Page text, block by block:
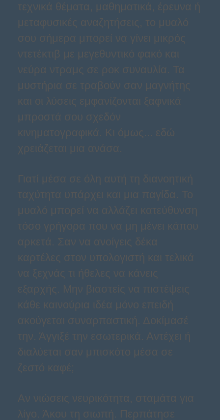
τεχνικά θέματα, μαθηματικά, έρευνα ή
μεταφυσικές αναζητήσεις, το μυαλό
σου σήμερα μπορεί να γίνει μικρός
ντετέκτιβ με μεγεθυντικό φακό και
νεύρα ντραμς σε ροκ συναυλία. Τα
μυστήρια σε τραβούν σαν μαγνήτης
και οι λύσεις εμφανίζονται ξαφνικά
μπροστά σου σχεδόν
κινηματογραφικά. Κι όμως... εδώ
χρειάζεται μια ανάσα.
Γιατί μέσα σε όλη αυτή τη διανοητική
ταχύτητα υπάρχει και μια παγίδα. Το
μυαλό μπορεί να αλλάζει κατεύθυνση
τόσο γρήγορα που να μη μένει κάπου
αρκετά. Σαν να ανοίγεις δέκα
καρτέλες στον υπολογιστή και τελικά
να ξεχνάς τι ήθελες να κάνεις
εξαρχής. Μην βιαστείς να πιστέψεις
κάθε καινούρια ιδέα μόνο επειδή
ακούγεται συναρπαστική. Δοκίμασέ
την. Άγγιξέ την εσωτερικά. Αντέχει ή
διαλύεται σαν μπισκότο μέσα σε
ζεστό καφέ;
Αν νιώσεις νευρικότητα, σταμάτα για
λίγο. Άκου τη σιωπή. Περπάτησε